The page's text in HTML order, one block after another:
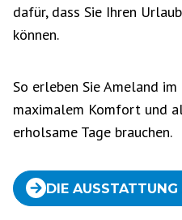
dafür, dass Sie Ihren
können.
So erleben Sie Ameland
maximalem Komfort und
erholsame Tage brauchen.
DIE AUSSTATTUNG